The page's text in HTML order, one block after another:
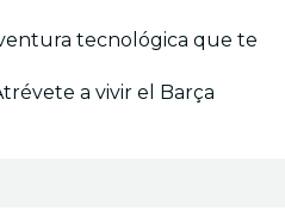
tecnológica que te
a vivir el Barça